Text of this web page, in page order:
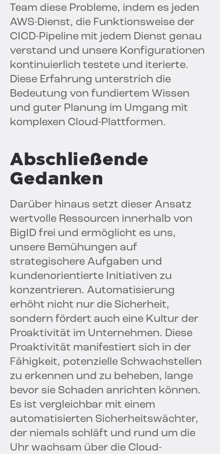
Team diese Probleme, indem es jeden
AWS-Dienst, die Funktionsweise der
CICD-Pipeline mit jedem Dienst genau
verstand und unsere Konfigurationen
kontinuierlich testete und iterierte.
Diese Erfahrung unterstrich die
Bedeutung von fundiertem Wissen
und guter Planung im Umgang mit
komplexen Cloud-Plattformen.
Abschließende
Gedanken
Darüber hinaus setzt dieser Ansatz
wertvolle Ressourcen innerhalb von
BigID frei und ermöglicht es uns,
unsere Bemühungen auf
strategischere Aufgaben und
kundenorientierte Initiativen zu
konzentrieren. Automatisierung
erhöht nicht nur die Sicherheit,
sondern fördert auch eine Kultur der
Proaktivität im Unternehmen. Diese
Proaktivität manifestiert sich in der
Fähigkeit, potenzielle Schwachstellen
zu erkennen und zu beheben, lange
bevor sie Schaden anrichten können.
Es ist vergleichbar mit einem
automatisierten Sicherheitswächter,
der niemals schläft und rund um die
Uhr wachsam über die Cloud-